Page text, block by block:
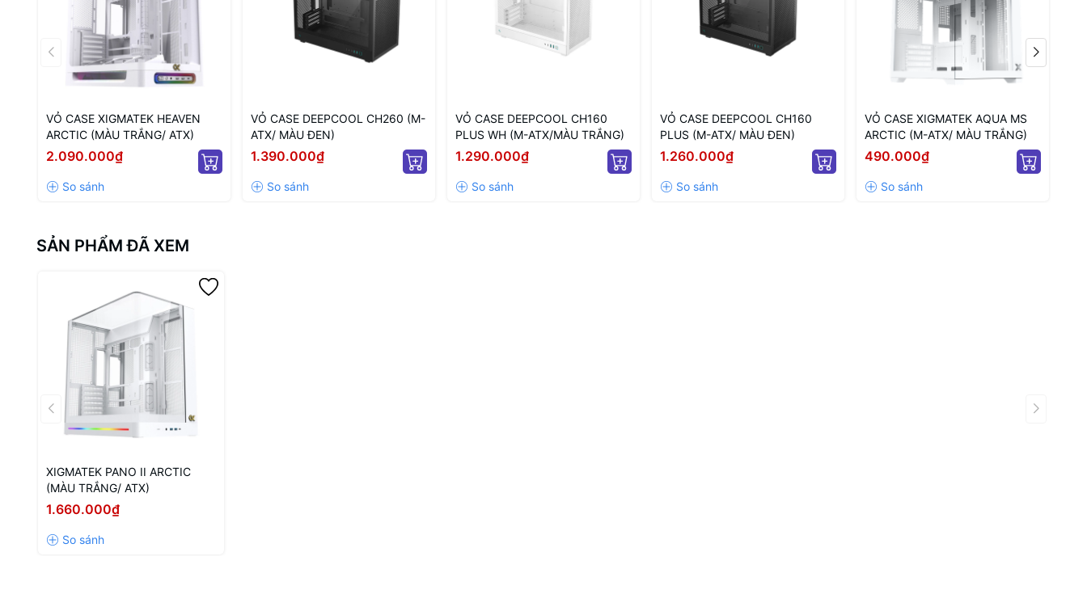
VỎ CASE XIGMATEK HEAVEN
ARCTIC (MÀU TRẮNG/ ATX)
2.090.000₫
VỎ CASE DEEPCOOL CH260 (M-
ATX/ MÀU ĐEN)
1.390.000₫
VỎ CASE DEEPCOOL CH160
PLUS WH (M-ATX/MÀU TRẮNG)
1.290.000₫
VỎ CASE DEEPCOOL CH160
PLUS (M-ATX/ MÀU ĐEN)
1.260.000₫
VỎ CASE XIGMATEK AQUA MS
ARCTIC (M-ATX/ MÀU TRẮNG)
490.000₫
SẢN PHẨM ĐÃ XEM
XIGMATEK PANO II ARCTIC
(MÀU TRẮNG/ ATX)
1.660.000₫